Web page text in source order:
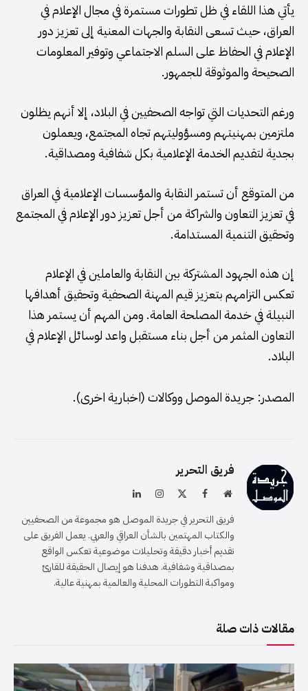
يأتي هذا اللقاء في ظل تطورات مستمرة في مجال الإعلام في
العراق، حيث تسعى النقابة والجهات المعنية إلى تعزيز دور
الإعلام في الحفاظ على السلم الاجتماعي وتوفير المعلومات
الصحيحة والموثوقة للجمهور.
ورغم التحديات التي تواجه الصحفيين في البلاد، إلا أنهم يظلون
ملتزمين بمهنيتهم ومسؤوليتهم تجاه المجتمع، ويعملون
بجدية لتقديم الخدمة الإعلامية بكل شفافية ومصداقية.
من المتوقع أن تستمر النقابة والمؤسسات الإعلامية في العراق
في تعزيز التعاون والشراكة من أجل تعزيز دور الإعلام في المجتمع
وتحقيق التنمية المستدامة.
إن هذه الجهود المشتركة بين النقابة والعاملين في الإعلام
تعكس التزامهم بتعزيز قيم المهنة الصحفية وتحقيق أهدافها
النبيلة في خدمة المصلحة العامة. ومن المهم أن يستمر هذا
التعاون المثمر من أجل بناء مستقبل واعد لوسائل الإعلام في
البلاد.
المصدر: جريدة الموصل ووكالات (اخبارية اخرى).
فريق التحرير
موقعفيسبوك الانستغرام
لينكدإن
فريق التحرير في جريدة الموصل هو مجموعة من الصحفيين
والكتاب المهتمين بالشأن العراقي والعربي. يعمل الفريق على
تقديم أخبار دقيقة وتحليلات موضوعية تعكس الواقع
بمصداقية وشفافية. هدفنا هو إيصال الحقيقة للقارئ
ومواكبة التطورات المحلية والعالمية بمهنية عالية.
مقالات ذات صلة